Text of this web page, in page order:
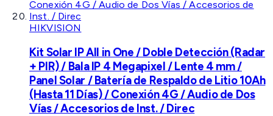
HIKVISION
Kit Solar IP All in One / Doble Detección (Radar
+ PIR) / Bala IP 4 Megapixel / Lente 4 mm /
Panel Solar / Batería de Respaldo de Litio 10Ah
(Hasta 11 Días) / Conexión 4G / Audio de Dos
Vías / Accesorios de Inst. / Direc